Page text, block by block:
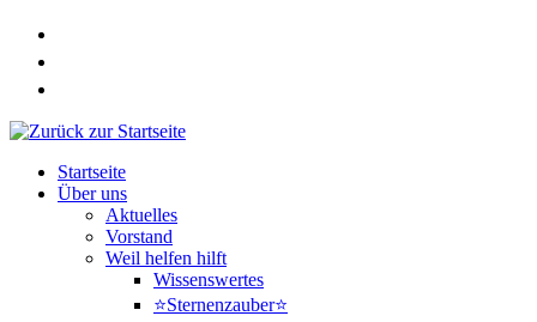
Zum
springen
Startseite
Über uns
Aktuelles
Vorstand
Weil helfen hilft
Wissenswertes
⭐Sternenzauber⭐